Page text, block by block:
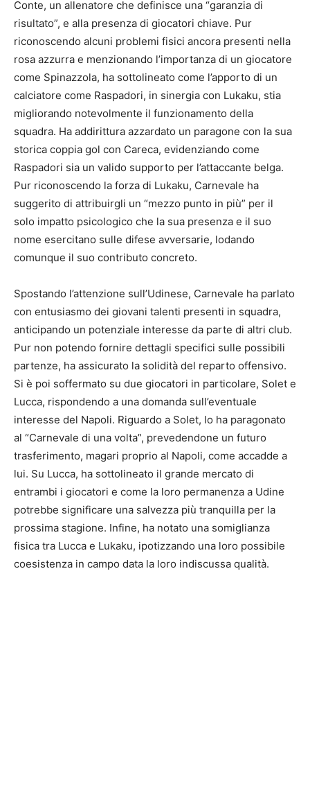
Conte, un allenatore che definisce una “garanzia di
risultato”, e alla presenza di giocatori chiave. Pur
riconoscendo alcuni problemi fisici ancora presenti nella
rosa azzurra e menzionando l’importanza di un giocatore
come Spinazzola, ha sottolineato come l’apporto di un
calciatore come Raspadori, in sinergia con Lukaku, stia
migliorando notevolmente il funzionamento della
squadra. Ha addirittura azzardato un paragone con la sua
storica coppia gol con Careca, evidenziando come
Raspadori sia un valido supporto per l’attaccante belga.
Pur riconoscendo la forza di Lukaku, Carnevale ha
suggerito di attribuirgli un “mezzo punto in più” per il
solo impatto psicologico che la sua presenza e il suo
nome esercitano sulle difese avversarie, lodando
comunque il suo contributo concreto.
Spostando l’attenzione sull’Udinese, Carnevale ha parlato
con entusiasmo dei giovani talenti presenti in squadra,
anticipando un potenziale interesse da parte di altri club.
Pur non potendo fornire dettagli specifici sulle possibili
partenze, ha assicurato la solidità del reparto offensivo.
Si è poi soffermato su due giocatori in particolare, Solet e
Lucca, rispondendo a una domanda sull’eventuale
interesse del Napoli. Riguardo a Solet, lo ha paragonato
al “Carnevale di una volta”, prevedendone un futuro
trasferimento, magari proprio al Napoli, come accadde a
lui. Su Lucca, ha sottolineato il grande mercato di
entrambi i giocatori e come la loro permanenza a Udine
potrebbe significare una salvezza più tranquilla per la
prossima stagione. Infine, ha notato una somiglianza
fisica tra Lucca e Lukaku, ipotizzando una loro possibile
coesistenza in campo data la loro indiscussa qualità.